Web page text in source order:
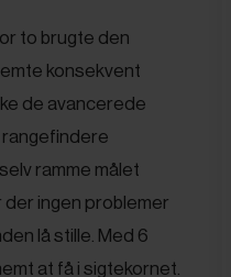
to brugte den
konsekvent
de avancerede
rangefindere
ramme målet
ingen problemer
lå stille. Med 6
at få i sigtekornet.